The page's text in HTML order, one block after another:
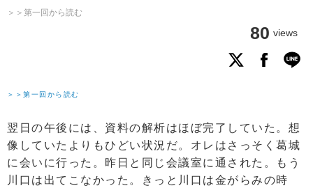
＞＞第一回から読む
80 views
＞＞第一回から読む
翌日の午後には、資料の解析はほぼ完了していた。想
像していたよりもひどい状況だ。オレはさっそく葛城
に会いに行った。昨日と同じ会議室に通された。もう
川口は出てこなかった。きっと川口は金がらみの時